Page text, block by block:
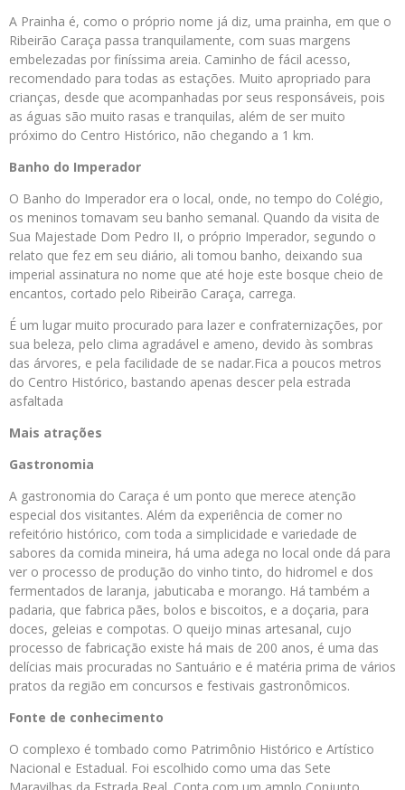
A Prainha é, como o próprio nome já diz, uma prainha, em que o
Ribeirão Caraça passa tranquilamente, com suas margens
embelezadas por finíssima areia. Caminho de fácil acesso,
recomendado para todas as estações. Muito apropriado para
crianças, desde que acompanhadas por seus responsáveis, pois
as águas são muito rasas e tranquilas, além de ser muito
próximo do Centro Histórico, não chegando a 1 km.
Banho do Imperador
O Banho do Imperador era o local, onde, no tempo do Colégio,
os meninos tomavam seu banho semanal. Quando da visita de
Sua Majestade Dom Pedro II, o próprio Imperador, segundo o
relato que fez em seu diário, ali tomou banho, deixando sua
imperial assinatura no nome que até hoje este bosque cheio de
encantos, cortado pelo Ribeirão Caraça, carrega.
É um lugar muito procurado para lazer e confraternizações, por
sua beleza, pelo clima agradável e ameno, devido às sombras
das árvores, e pela facilidade de se nadar.Fica a poucos metros
do Centro Histórico, bastando apenas descer pela estrada
asfaltada
Mais atrações
Gastronomia
A gastronomia do Caraça é um ponto que merece atenção
especial dos visitantes. Além da experiência de comer no
refeitório histórico, com toda a simplicidade e variedade de
sabores da comida mineira, há uma adega no local onde dá para
ver o processo de produção do vinho tinto, do hidromel e dos
fermentados de laranja, jabuticaba e morango. Há também a
padaria, que fabrica pães, bolos e biscoitos, e a doçaria, para
doces, geleias e compotas. O queijo minas artesanal, cujo
processo de fabricação existe há mais de 200 anos, é uma das
delícias mais procuradas no Santuário e é matéria prima de vários
pratos da região em concursos e festivais gastronômicos.
Fonte de conhecimento
O complexo é tombado como Patrimônio Histórico e Artístico
Nacional e Estadual. Foi escolhido como uma das Sete
Maravilhas da Estrada Real. Conta com um amplo Conjunto